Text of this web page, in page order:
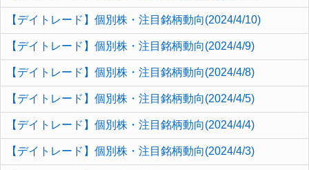
【デイトレード】個別株・注目銘柄動向(2024/4/10)
【デイトレード】個別株・注目銘柄動向(2024/4/9)
【デイトレード】個別株・注目銘柄動向(2024/4/8)
【デイトレード】個別株・注目銘柄動向(2024/4/5)
【デイトレード】個別株・注目銘柄動向(2024/4/4)
【デイトレード】個別株・注目銘柄動向(2024/4/3)